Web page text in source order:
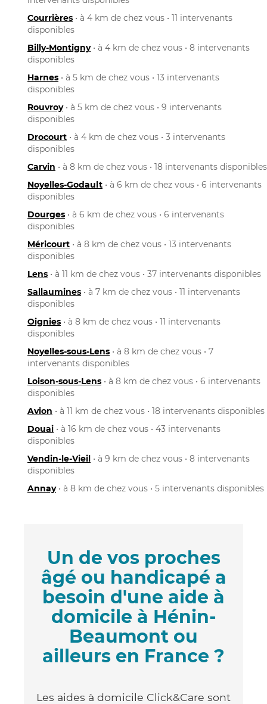
Courrières • à 4 km de chez vous • 11 intervenants
disponibles
Billy-Montigny• à 4 km de chez vous • 8 intervenants
disponibles
Harnes • à 5 km de chez vous • 13 intervenants
disponibles
Rouvroy• à 5 km de chez vous • 9 intervenants
disponibles
Drocourt • à 4 km de chez vous • 3 intervenants
disponibles
Carvin • à 8 km de chez vous • 18 intervenants disponibles
Noyelles-Godault • à 6 km de chez vous • 6 intervenants
disponibles
Dourges • à 6 km de chez vous • 6 intervenants
disponibles
Méricourt • à 8 km de chez vous • 13 intervenants
disponibles
Lens • à 11 km de chez vous • 37 intervenants disponibles
Sallaumines • à 7 km de chez vous • 11 intervenants
disponibles
Oignies • à 8 km de chez vous • 11 intervenants
disponibles
Noyelles-sous-Lens • à 8 km de chez vous • 7
intervenants disponibles
Loison-sous-Lens • à 8 km de chez vous • 6 intervenants
disponibles
Avion • à 11 km de chez vous • 18 intervenants disponibles
Douai • à 16 km de chez vous • 43 intervenants
disponibles
Vendin-le-Vieil • à 9 km de chez vous • 8 intervenants
disponibles
Annay• à 8 km de chez vous • 5 intervenants disponibles
Un de vos proches
âgé ou handicapé a
besoin d'une aide à
domicile à Hénin-
Beaumont ou
ailleurs en France ?
Les aides à domicile Click&Care sont